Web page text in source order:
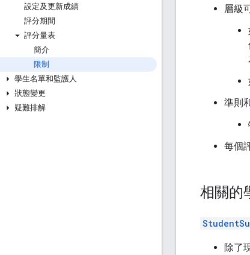
設定及更新成績
評分期間
評分量表
簡介
限制
學生名單和監護人
狀態變更
疑難排解
層級
準則
每個
相關的
除了